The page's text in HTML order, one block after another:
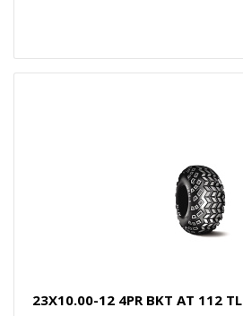
23X10.00-12 4PR BKT AT 112 TL